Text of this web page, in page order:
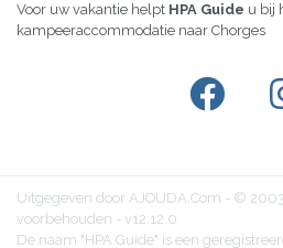
Voor uw vakantie helpt HPA Guide u bij
kampeeraccommodatie naar Chorges
Uitgegeven door AJOUDA.Com - ©
voorbehouden - v12.12.0
De naam "HPA Guide" is een